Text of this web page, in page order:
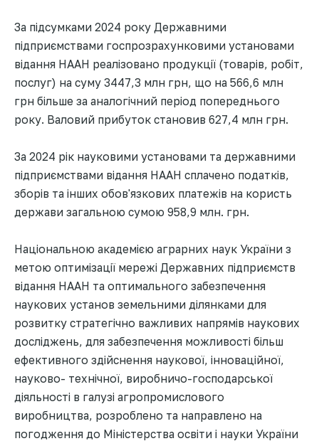
За підсумками 2024 року Державними
підприємствами госпрозрахунковими установами
відання НААН реалізовано продукції (товарів, робіт,
послуг) на суму 3447,3 млн грн, що на 566,6 млн
грн більше за аналогічний період попереднього
року. Валовий прибуток становив 627,4 млн грн.
За 2024 рік науковими установами та державними
підприємствами відання НААН сплачено податків,
зборів та інших обов'язкових платежів на користь
держави загальною сумою 958,9 млн. грн.
Національною академією аграрних наук України з
метою оптимізації мережі Державних підприємств
відання НААН та оптимального забезпечення
наукових установ земельними ділянками для
розвитку стратегічно важливих напрямів наукових
досліджень, для забезпечення можливості більш
ефективного здійснення наукової, інноваційної,
науково- технічної, виробничо-господарської
діяльності в галузі агропромислового
виробництва, розроблено та направлено на
погодження до Міністерства освіти і науки України